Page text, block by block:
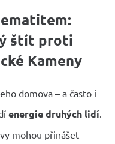
štít proti
Kameny
domova – a často i
energie druhých lidí
mohou přinášet